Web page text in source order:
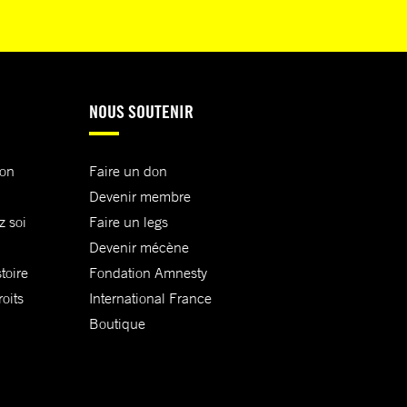
soi
NOUS SOUTENIR
Faire un don
Devenir membre
Faire un legs
Devenir mécène
Fondation Amnesty
International France
Boutique